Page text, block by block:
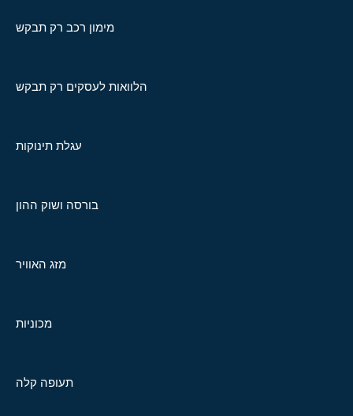
מימון רכב רק תבקש
הלוואות לעסקים רק תבקש
עגלת תינוקות
בורסה ושוק ההון
מזג האוויר
מכוניות
תעופה קלה